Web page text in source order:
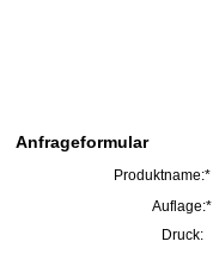
Auflage:*
Druck:
Produktname:*
Anfrageformular